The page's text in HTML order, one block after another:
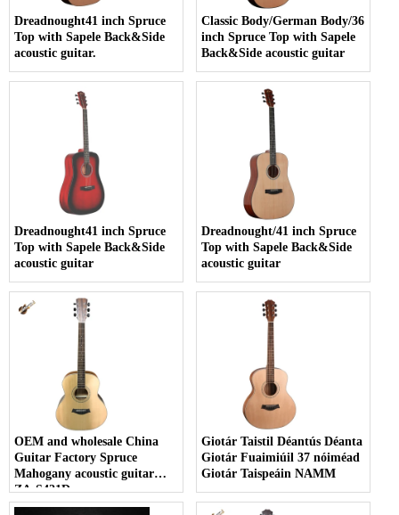
Dreadnought41 inch Spruce
Top with Sapele Back&Side
acoustic guitar.
Classic Body/German Body/36
inch Spruce Top with Sapele
Back&Side acoustic guitar
Dreadnought41 inch Spruce
Top with Sapele Back&Side
acoustic guitar
Dreadnought/41 inch Spruce
Top with Sapele Back&Side
acoustic guitar
OEM and wholesale China
Guitar Factory Spruce
Mahogany acoustic guitar
ZA-S421D
Giotár Taistil Déantús Déanta
Giotár Fuaimiúil 37 nóiméad
Giotár Taispeáin NAMM